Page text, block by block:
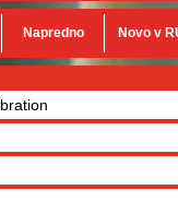
Napredno Novo v